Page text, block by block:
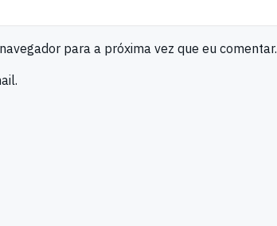
para a próxima vez que eu comentar.